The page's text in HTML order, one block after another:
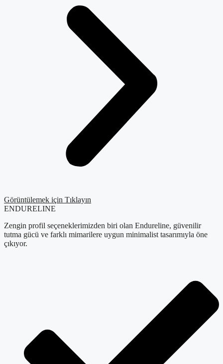
Görüntülemek için Tıklayın
ENDURELINE
Zengin profil seçeneklerimizden biri olan Endureline, güvenilir
tutma gücü ve farklı mimarilere uygun minimalist tasarımıyla öne
çıkıyor.